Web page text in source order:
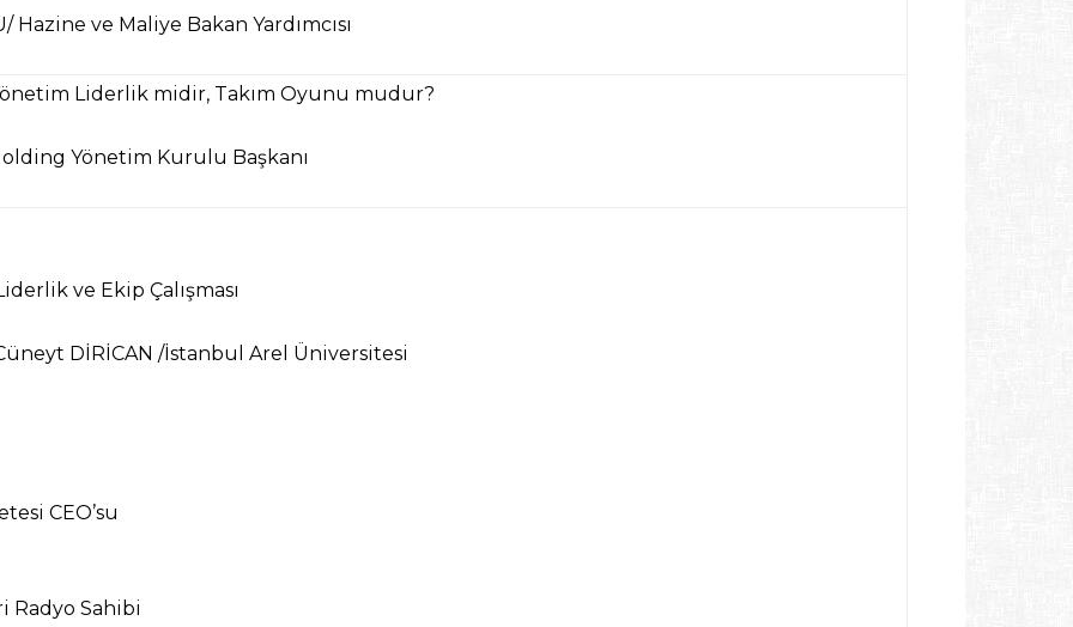
Hazine ve Maliye Bakan Yardımcısı
Liderlik midir, Takım Oyunu mudur?
Yönetim Kurulu Başkanı
ve Ekip Çalışması
DİRİCAN /İstanbul Arel Üniversitesi
CEO’su
Radyo Sahibi